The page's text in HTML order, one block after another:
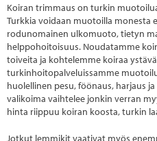
Koiran trimmaus on turkin
Turkkia voidaan muotoilla monesta
rodunomainen ulkomuoto, tietyn
helppohoitoisuus. Noudatamme
toiveita ja kohtelemme koiraa
turkinhoitopalveluissamme
huolellinen pesu, föönaus, harjaus
valikoima vaihtelee jonkin verran
hinta riippuu koiran koosta, turkin
Jotkut lemmikit vaativat myös